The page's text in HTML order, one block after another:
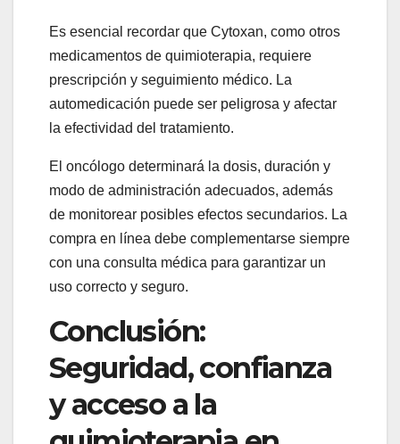
Es esencial recordar que Cytoxan, como otros
medicamentos de quimioterapia, requiere
prescripción y seguimiento médico. La
automedicación puede ser peligrosa y afectar
la efectividad del tratamiento.
El oncólogo determinará la dosis, duración y
modo de administración adecuados, además
de monitorear posibles efectos secundarios. La
compra en línea debe complementarse siempre
con una consulta médica para garantizar un
uso correcto y seguro.
Conclusión:
Seguridad, confianza
y acceso a la